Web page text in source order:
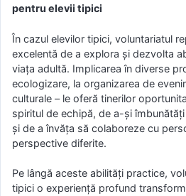
pentru elevii tipici
În cazul elevilor tipici, voluntariatul
excelentă de a explora și dezvolta
viața adultă. Implicarea în diverse
ecologizare, la organizarea de
culturale – le oferă tinerilor
spiritul de echipă, de a-și
și de a învăța să colaboreze cu
perspective diferite.
Pe lângă aceste abilități practice,
tipici o experiență profund